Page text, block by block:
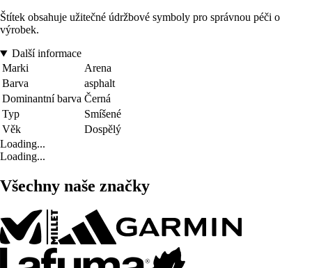
Štítek obsahuje užitečné údržbové symboly pro správnou péči o
výrobek.
Další informace
Marki
Arena
Barva
asphalt
Dominantní barva Černá
Typ
Smíšené
Věk
Dospělý
Loading...
Loading...
Všechny naše značky